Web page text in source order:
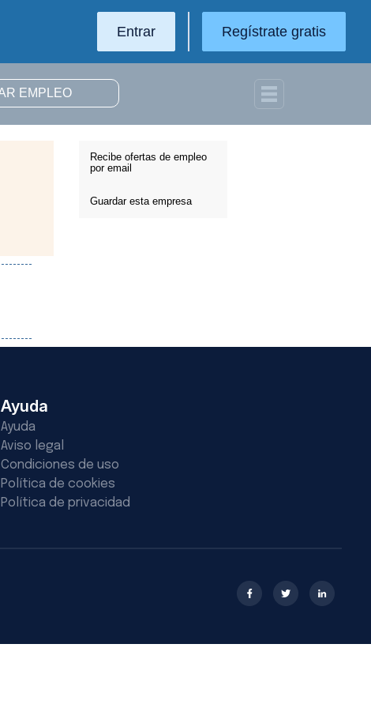
Entrar Regístrate gratis
Recibe ofertas de empleo
por email
Guardar esta empresa
Ayuda
Ayuda
Aviso legal
Condiciones de uso
Política de cookies
Política de privacidad